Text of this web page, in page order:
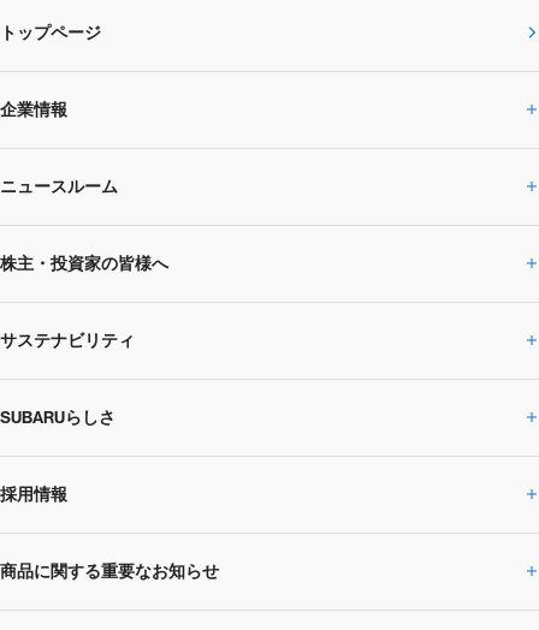
トップページ
企業情報
企業情報トップ
SUBARUのありたい姿
SUBARU 2025方針
事業所・関係会社
ニュースルーム
ニュースルームトップ
ニュースリリース
閉じる
株主・投資家の皆様へ
株主・投資家の皆様へトップ
企業・経営
IRライブラリー
株主・投資家サポート
サステナビリティ
サステナビリティトップ
CEOサステナビリティ
環境
SUBARUらしさ
SUBARUらしさトップ
SUBARUびと
採用情報
採用情報トップ
商品に関する重要なお知らせ